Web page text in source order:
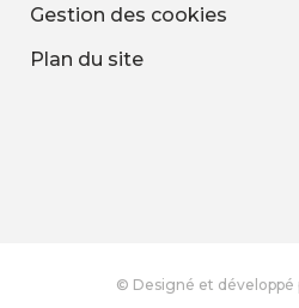
Gestion des cookies
Plan du site
© Designé et développé